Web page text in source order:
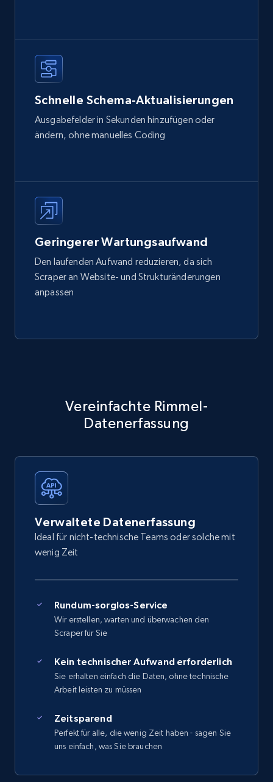
Schnelle Schema-Aktualisierungen
Ausgabefelder in Sekunden hinzufügen oder
ändern, ohne manuelles Coding
Geringerer Wartungsaufwand
Den laufenden Aufwand reduzieren, da sich
Scraper an Website- und Strukturänderungen
anpassen
Vereinfachte Rimmel-
Datenerfassung
Verwaltete Datenerfassung
Ideal für nicht-technische Teams oder solche mit
wenig Zeit
Rundum-sorglos-Service
Wir erstellen, warten und überwachen den
Scraper für Sie
Kein technischer Aufwand erforderlich
Sie erhalten einfach die Daten, ohne technische
Arbeit leisten zu müssen
Zeitsparend
Perfekt für alle, die wenig Zeit haben - sagen Sie
uns einfach, was Sie brauchen